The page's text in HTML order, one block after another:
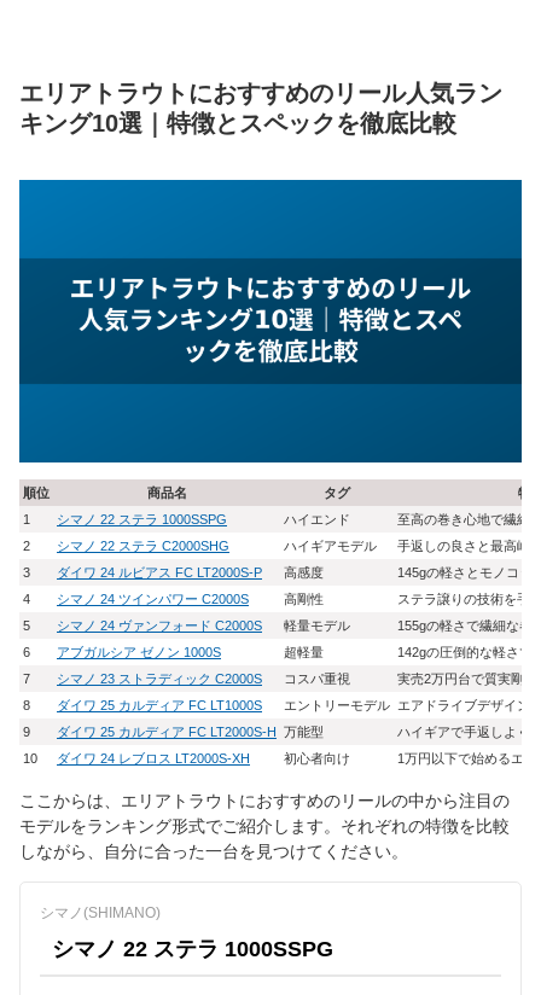
エリアトラウトにおすすめのリール人気ラン
キング10選｜特徴とスペックを徹底比較
順位 商品名 タグ
特
1
シマノ 22 ステラ 1000SSPG ハイエンド
至高の巻き心地で繊細
2
シマノ 22 ステラ C2000SHG ハイギアモデル
手返しの良さと最高峰
3
ダイワ 24 ルビアス FC LT2000S-P 高感度
145gの軽さとモノコッ
4
シマノ 24 ツインパワー C2000S 高剛性
ステラ譲りの技術を手
5
シマノ 24 ヴァンフォード C2000S 軽量モデル
155gの軽さで繊細な巻
6
アブガルシア ゼノン 1000S 超軽量
142gの圧倒的な軽さで
7
シマノ 23 ストラディック C2000S コスパ重視
実売2万円台で質実剛
8
ダイワ 25 カルディア FC LT1000S エントリーモデル エアドライブデザイン
9
ダイワ 25 カルディア FC LT2000S-H 万能型
ハイギアで手返しよく
10
ダイワ 24 レブロス LT2000S-XH 初心者向け 1万円以下で始めるエ
ここからは、エリアトラウトにおすすめのリールの中から注目の
モデルをランキング形式でご紹介します。それぞれの特徴を比較
しながら、自分に合った一台を見つけてください。
シマノ(SHIMANO)
シマノ 22 ステラ 1000SSPG